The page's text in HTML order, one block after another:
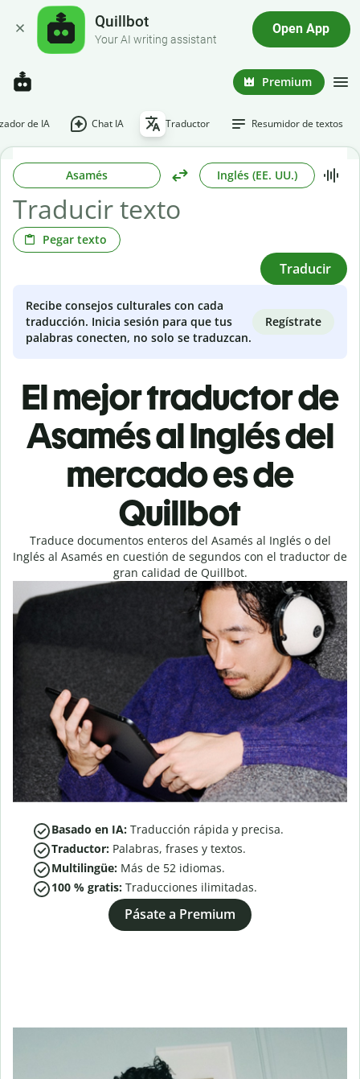
Quillbot
Your AI writing assistant
Open App
Premium
de IA Chat IA Traductor Resumidor de textos
Asamés Inglés (EE. UU.)
Pegar texto
Traducir
Recibe consejos culturales con cada
traducción. Inicia sesión para que tus
palabras conecten, no solo se traduzcan.
Regístrate
El mejor traductor de
Asamés al Inglés del
mercado es de
Quillbot
Traduce documentos enteros del Asamés al Inglés o del
Inglés al Asamés en cuestión de segundos con el traductor de
gran calidad de Quillbot.
Basado en IA: Traducción rápida y precisa.
Traductor: Palabras, frases y textos.
Multilingüe: Más de 52 idiomas.
100 % gratis: Traducciones ilimitadas.
Pásate a Premium